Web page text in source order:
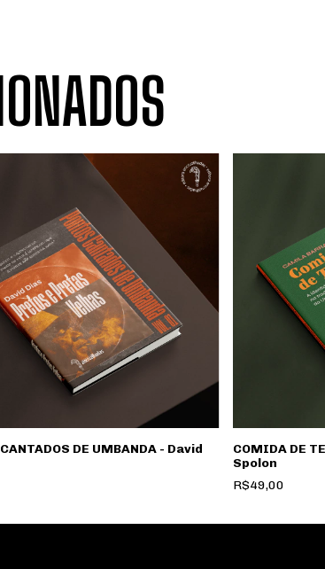
DE UMBANDA - David
COMIDA DE
Spolon
R$49,00